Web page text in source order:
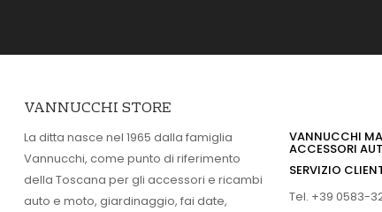
VANNUCCHI STORE
La ditta nasce nel 1965 dalla famiglia
Vannucchi, come punto di riferimento
della Toscana per gli accessori e ricambi
auto e moto, giardinaggio, fai date,
VANNUCCHI
ACCESSORI
SERVIZIO
Tel. +39 0583-